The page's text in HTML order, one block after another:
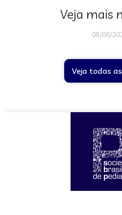
Veja mais
08/06/
Veja todas